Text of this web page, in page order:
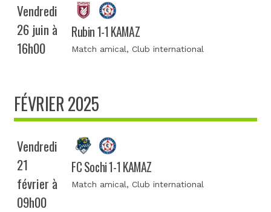
Vendredi
26 juin à
16h00
Rubin 1-1 KAMAZ
Match amical, Club international
FÉVRIER 2025
Vendredi
21
février à
09h00
FC Sochi 1-1 KAMAZ
Match amical, Club international